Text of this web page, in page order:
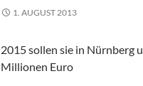
1. AUGUST 2013
2015 sollen sie in Nürnberg
Millionen Euro